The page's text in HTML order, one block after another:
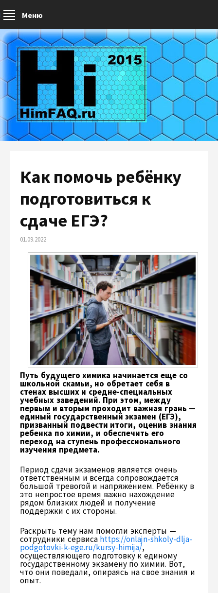
Меню
Как помочь ребёнку
подготовиться к
сдаче ЕГЭ?
01.09.2022
Путь будущего химика начинается еще со
школьной скамьи, но обретает себя в
стенах высших и средне-специальных
учебных заведений. При этом, между
первым и вторым проходит важная грань —
единый государственный экзамен (ЕГЭ),
призванный подвести итоги, оценив знания
ребенка по химии, и обеспечить его
переход на ступень профессионального
изучения предмета.
Период сдачи экзаменов является очень
ответственным и всегда сопровождается
большой тревогой и напряжением. Ребёнку в
это непростое время важно нахождение
рядом близких людей и получение
поддержки с их стороны.
Раскрыть тему нам помогли эксперты —
сотрудники сервиса https://onlajn-shkoly-dlja-
podgotovki-k-ege.ru/kursy-himija/,
осуществляющего подготовку к единому
государственному экзамену по химии. Вот,
что они поведали, опираясь на свое знания и
опыт.